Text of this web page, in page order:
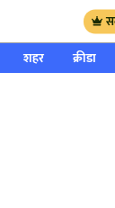
शहर क्रीडा